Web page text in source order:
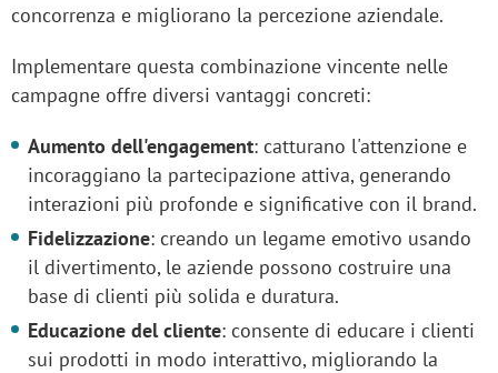
concorrenza e migliorano la percezione aziendale.
Implementare questa combinazione vincente nelle
campagne offre diversi vantaggi concreti:
Aumento dell'engagement: catturano l'attenzione e
incoraggiano la partecipazione attiva, generando
interazioni più profonde e significative con il brand.
Fidelizzazione: creando un legame emotivo usando
il divertimento, le aziende possono costruire una
base di clienti più solida e duratura.
Educazione del cliente: consente di educare i clienti
sui prodotti in modo interattivo, migliorando la